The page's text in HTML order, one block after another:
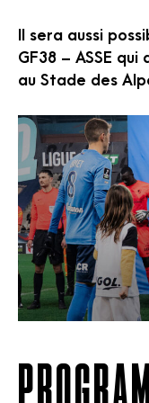
Il sera aussi
GF38 – ASSE
au Stade des